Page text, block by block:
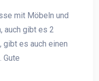
mit Möbeln und
auch gibt es 2
es auch einen
Gute